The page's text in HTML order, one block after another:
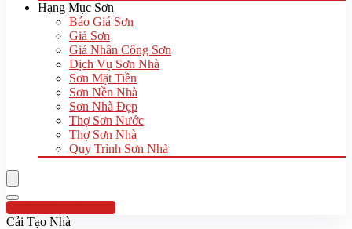
Hạng Mục Sơn
Báo Giá Sơn
Giá Sơn
Giá Nhân Công Sơn
Dịch Vụ Sơn Nhà
Sơn Mặt Tiền
Sơn Nền Nhà
Sơn Nhà Đẹp
Thợ Sơn Nước
Thợ Sơn Nhà
Quy Trình Sơn Nhà
Hotline:0961 894 472
Cải Tạo Nhà